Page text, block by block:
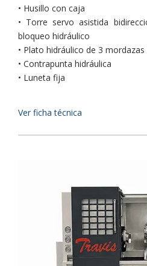
• Husillo con caja
• Torre servo asistida
bloqueo hidráulico
• Plato hidráulico de 3 mordazas
• Contrapunta hidráulica
• Luneta fija
Ver ficha técnica